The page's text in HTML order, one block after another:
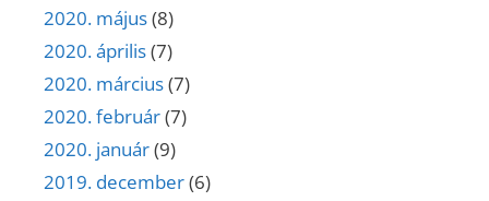
2020. május(8)
2020. április(7)
2020. március(7)
2020. február(7)
2020. január(9)
2019. december(6)